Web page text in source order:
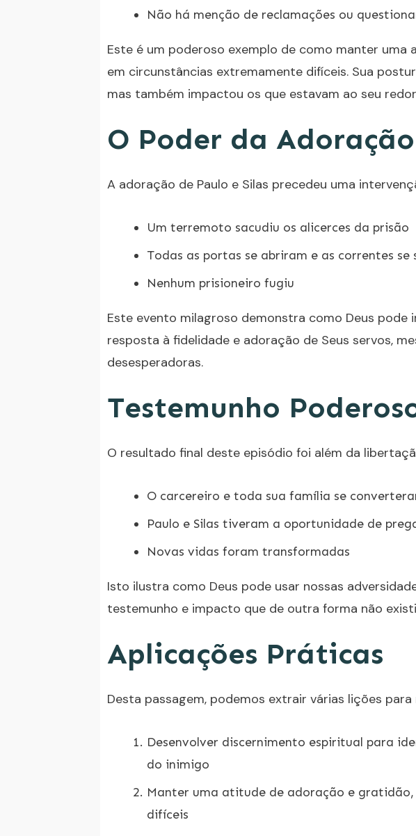
Não há menção de reclamações ou
Este é um poderoso exemplo de como manter uma
em circunstâncias extremamente difíceis. Sua
mas também impactou os que estavam ao seu
O Poder da Adoração
A adoração de Paulo e Silas precedeu uma
Um terremoto sacudiu os alicerces da prisão
Todas as portas se abriram e as correntes se
Nenhum prisioneiro fugiu
Este evento milagroso demonstra como Deus pode
resposta à fidelidade e adoração de Seus servos,
desesperadoras.
Testemunho
O resultado final deste episódio foi além da
O carcereiro e toda sua família se
Paulo e Silas tiveram a oportunidade de
Novas vidas foram transformadas
Isto ilustra como Deus pode usar nossas
testemunho e impacto que de outra forma não
Aplicações Práticas
Desta passagem, podemos extrair várias lições
Desenvolver discernimento espiritual para
do inimigo
Manter uma atitude de adoração e gratidão,
difíceis